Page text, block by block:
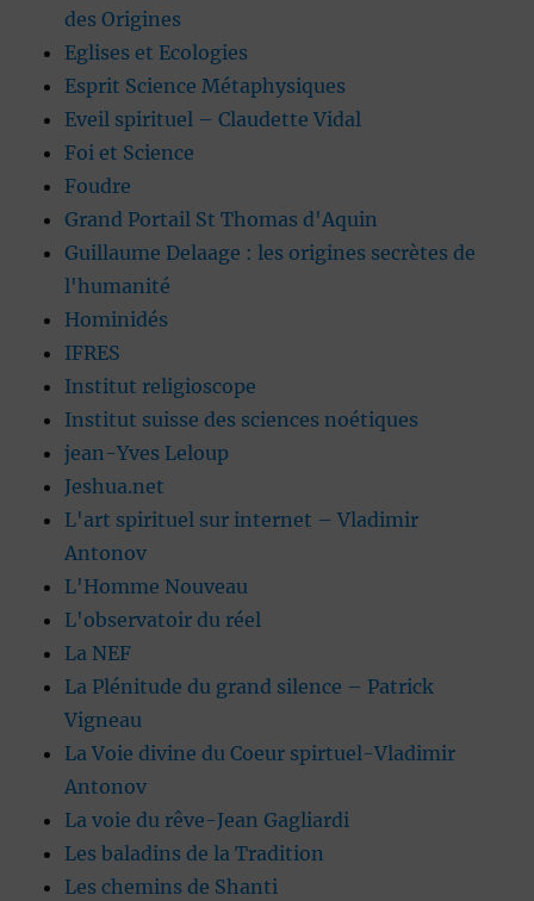
des Origines
Eglises et Ecologies
Esprit Science Métaphysiques
Eveil spirituel – Claudette Vidal
Foi et Science
Foudre
Grand Portail St Thomas d'Aquin
Guillaume Delaage : les origines secrètes de
l'humanité
Hominidés
IFRES
Institut religioscope
Institut suisse des sciences noétiques
jean-Yves Leloup
Jeshua.net
L'art spirituel sur internet – Vladimir
Antonov
L'Homme Nouveau
L'observatoir du réel
La NEF
La Plénitude du grand silence – Patrick
Vigneau
La Voie divine du Coeur spirtuel-Vladimir
Antonov
La voie du rêve-Jean Gagliardi
Les baladins de la Tradition
Les chemins de Shanti